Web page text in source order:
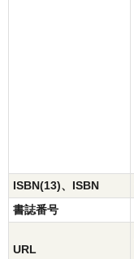
ISBN(13)、ISBN
書誌番号
URL